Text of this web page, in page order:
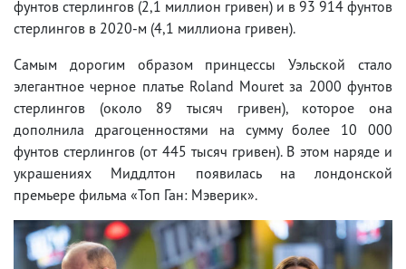
фунтов стерлингов (2,1 миллион гривен) и в 93 914 фунтов
стерлингов в 2020-м (4,1 миллиона гривен).
Самым дорогим образом принцессы Уэльской стало
элегантное черное платье Roland Mouret за ​​2000 фунтов
стерлингов (около 89 тысяч гривен), которое она
дополнила драгоценностями на сумму более 10 000
фунтов стерлингов (от 445 тысяч гривен). В этом наряде и
украшениях Миддлтон появилась на лондонской
премьере фильма «Топ Ган: Мэверик».